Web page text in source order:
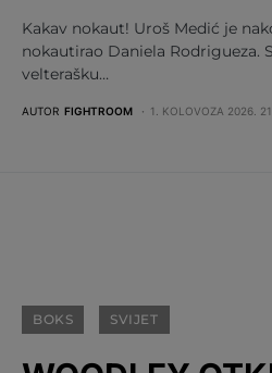
Kakav nokaut! Uroš Medić je
nokautirao Daniela Rodrigueza.
velterašku…
AUTOR FIGHTROOM 1. KOLOVOZA 2026.
BOKS SVIJET